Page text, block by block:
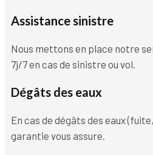
Assistance sinistre
Nous mettons en place notre
7j/7 en cas de sinistre ou vol.
Dégâts des eaux
En cas de dégâts des eaux
garantie vous assure.